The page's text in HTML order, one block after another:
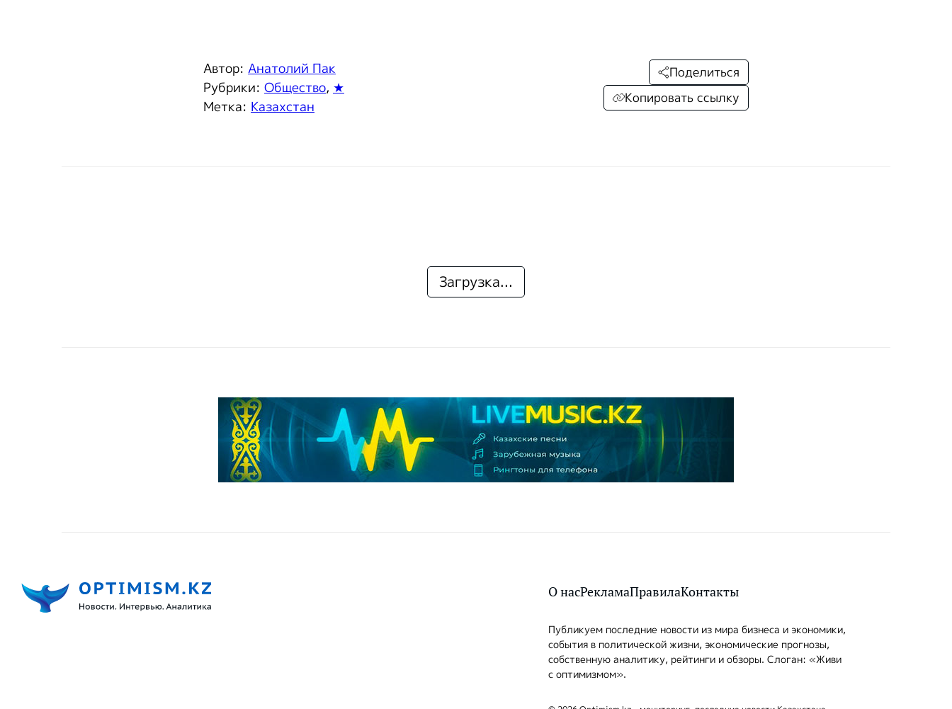
Автор: Анатолий Пак
Рубрики: Общество, ★
Метка: Казахстан
Поделиться
Копировать ссылку
Загрузка...
О насРекламаПравилаКонтакты
Публикуем последние новости из мира бизнеса и экономики,
события в политической жизни, экономические прогнозы,
собственную аналитику, рейтинги и обзоры. Слоган: «Живи
с оптимизмом».